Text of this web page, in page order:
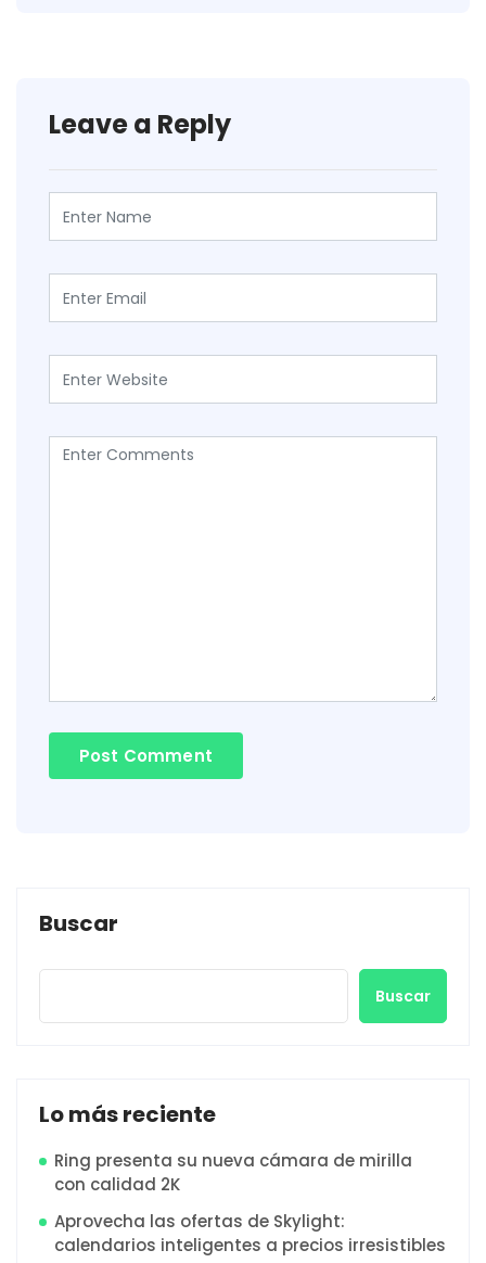
Leave a Reply
Buscar
Buscar
Lo más reciente
Ring presenta su nueva cámara de mirilla
con calidad 2K
Aprovecha las ofertas de Skylight:
calendarios inteligentes a precios irresistibles